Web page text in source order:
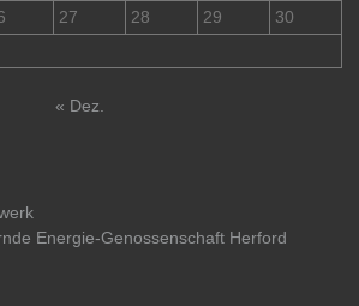
27 28 29
30
« Dez.
Energie-Genossenschaft Herford